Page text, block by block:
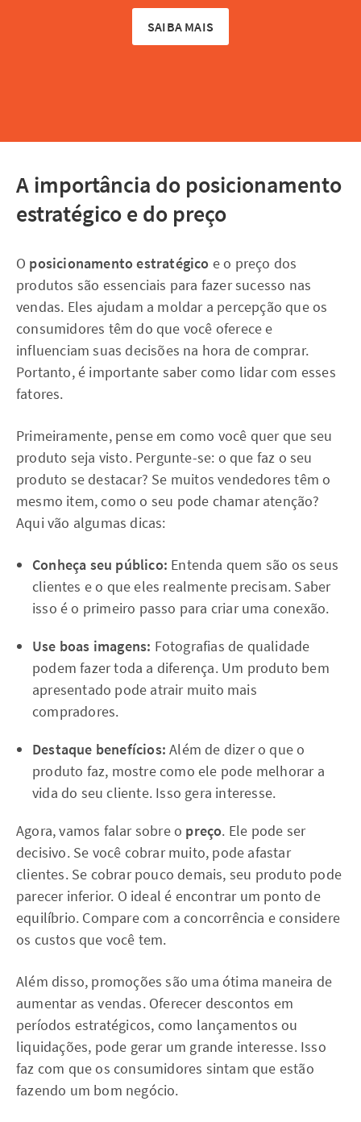
SAIBA MAIS
A importância do posicionamento
estratégico e do preço
O posicionamento estratégico e o preço dos
produtos são essenciais para fazer sucesso nas
vendas. Eles ajudam a moldar a percepção que os
consumidores têm do que você oferece e
influenciam suas decisões na hora de comprar.
Portanto, é importante saber como lidar com esses
fatores.
Primeiramente, pense em como você quer que seu
produto seja visto. Pergunte-se: o que faz o seu
produto se destacar? Se muitos vendedores têm o
mesmo item, como o seu pode chamar atenção?
Aqui vão algumas dicas:
Conheça seu público: Entenda quem são os seus
clientes e o que eles realmente precisam. Saber
isso é o primeiro passo para criar uma conexão.
Use boas imagens: Fotografias de qualidade
podem fazer toda a diferença. Um produto bem
apresentado pode atrair muito mais
compradores.
Destaque benefícios: Além de dizer o que o
produto faz, mostre como ele pode melhorar a
vida do seu cliente. Isso gera interesse.
Agora, vamos falar sobre o preço. Ele pode ser
decisivo. Se você cobrar muito, pode afastar
clientes. Se cobrar pouco demais, seu produto pode
parecer inferior. O ideal é encontrar um ponto de
equilíbrio. Compare com a concorrência e considere
os custos que você tem.
Além disso, promoções são uma ótima maneira de
aumentar as vendas. Oferecer descontos em
períodos estratégicos, como lançamentos ou
liquidações, pode gerar um grande interesse. Isso
faz com que os consumidores sintam que estão
fazendo um bom negócio.